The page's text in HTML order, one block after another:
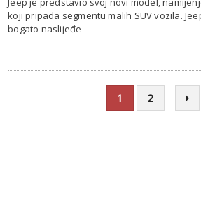
koji pripada segmentu malih SUV vozila.
bogato naslijeđe
1 2